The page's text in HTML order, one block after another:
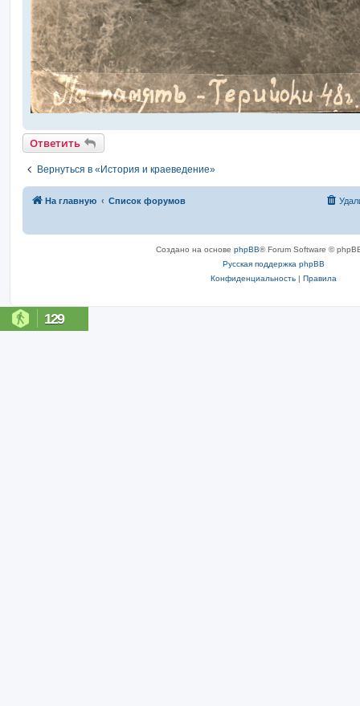
Ответить
Вернуться в «История и краеведение»
На главную Список форумов
Создано на основе phpBB® Forum Software ©
Русская поддержка phpBB
Конфиденциальность | Правила
129